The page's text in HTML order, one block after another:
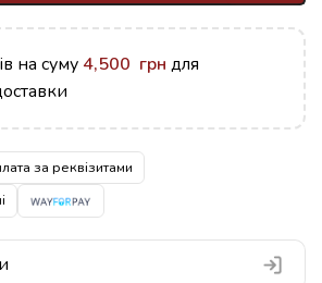
на суму 4,500 грн для
за реквізитами